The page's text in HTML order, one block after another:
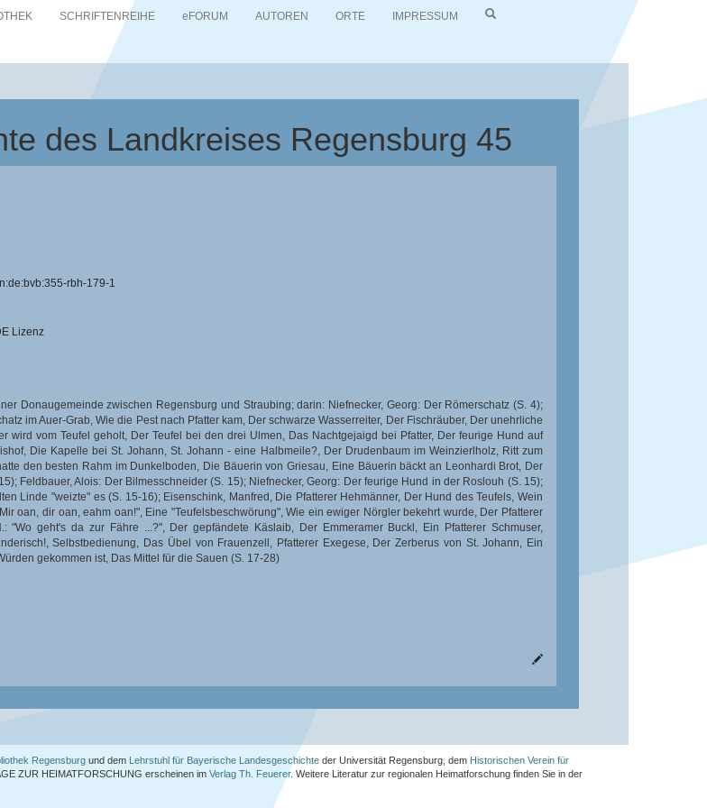
SCHRIFTENREIHE eFORUM AUTOREN ORTE IMPRESSUM
des Landkreises Regensburg 45
rbh-179-1
Lizenz
Donaugemeinde zwischen Regensburg und Straubing; darin: Niefnecker, Georg: Der Römerschatz (S. 4);
im Auer-Grab, Wie die Pest nach Pfatter kam, Der schwarze Wasserreiter, Der Fischräuber, Der unehrliche
wird vom Teufel geholt, Der Teufel bei den drei Ulmen, Das Nachtgejaigd bei Pfatter, Der feurige Hund auf
Die Kapelle bei St. Johann, St. Johann - eine Halbmeile?, Der Drudenbaum im Weinzierlholz, Ritt zum
den besten Rahm im Dunkelboden, Die Bäuerin von Griesau, Eine Bäuerin bäckt an Leonhardi Brot, Der
Feldbauer, Alois: Der Bilmesschneider (S. 15); Niefnecker, Georg: Der feurige Hund in der Roslouh (S. 15);
Linde "weizte" es (S. 15-16); Eisenschink, Manfred, Die Pfatterer Hehmänner, Der Hund des Teufels, Wein
oan, dir oan, eahm oan!", Eine "Teufelsbeschwörung", Wie ein ewiger Nörgler bekehrt wurde, Der Pfatterer
"Wo geht's da zur Fähre ...?", Der gepfändete Käslaib, Der Emmeramer Buckl, Ein Pfatterer Schmuser,
Selbstbedienung, Das Übel von Frauenzell, Pfatterer Exegese, Der Zerberus von St. Johann, Ein
gekommen ist, Das Mittel für die Sauen (S. 17-28)
Regensburg und dem Lehrstuhl für Bayerische Landesgeschichte der Universität Regensburg, dem Historischen Verein für
ZUR HEIMATFORSCHUNG erscheinen im Verlag Th. Feuerer. Weitere Literatur zur regionalen Heimatforschung finden Sie in der